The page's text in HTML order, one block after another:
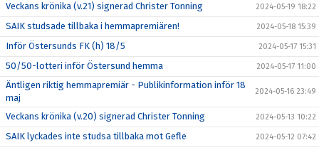
Veckans krönika (v.21) signerad Christer Tonning 2024-05-19 18:22
SAIK studsade tillbaka i hemmapremiären! 2024-05-18 15:39
Inför Östersunds FK (h) 18/5 2024-05-17 15:31
50/50-lotteri inför Östersund hemma 2024-05-17 11:00
Äntligen riktig hemmapremiär - Publikinformation inför 18
maj
2024-05-16 23:49
Veckans krönika (v.20) signerad Christer Tonning 2024-05-13 10:22
SAIK lyckades inte studsa tillbaka mot Gefle 2024-05-12 07:42